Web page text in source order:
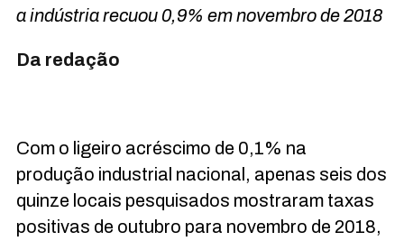
a indústria recuou 0,9% em novembro de 2018
Da redação
Com o ligeiro acréscimo de 0,1% na
produção industrial nacional, apenas seis dos
quinze locais pesquisados mostraram taxas
positivas de outubro para novembro de 2018,